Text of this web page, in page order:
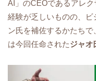
AI」のCEOであるアレ
経験が乏しいものの、ビ
ン氏を補佐するかたち
は今回任命されたジャオ